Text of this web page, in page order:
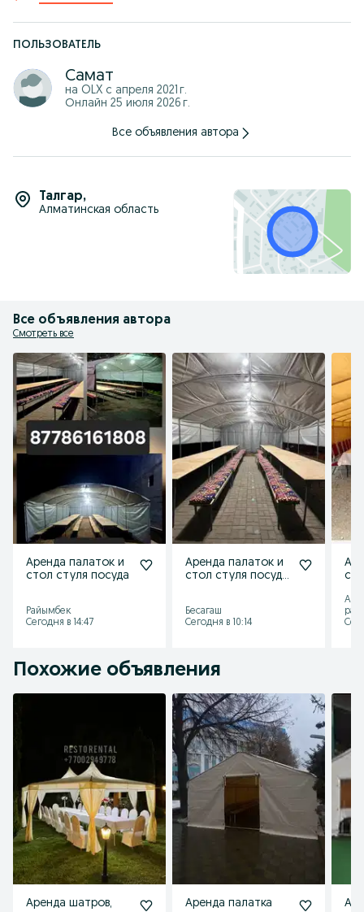
ПОЛЬЗОВАТЕЛЬ
Самат
на OLX с апреля 2021 г.
Онлайн 25 июля 2026 г.
Все объявления автора
Талгар,
Алматинская область
Все объявления автора
Смотреть все
Аренда палаток и
стол стуля посуда
Райымбек
Сегодня в 14:47
Аренда палаток и
стол стуля посуда
Бесагаш
Сегодня в 10:14
Похожие объявления
Аренда шатров,
Аренда палатка